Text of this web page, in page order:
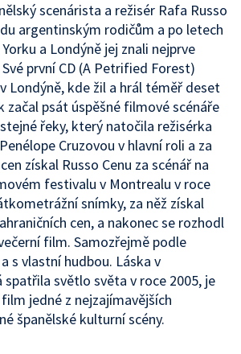
scenárista a režisér Rafa Russo
argentinským rodičům a po letech
a Londýně jej znali nejprve
první CD (A Petrified Forest)
Londýně, kde žil a hrál téměř deset
začal psát úspěšné filmové scénáře
řeky, který natočila režisérka
Cruzovou v hlavní roli a za
získal Russo Cenu za scénář na
festivalu v Montrealu v roce
snímky, za něž získal
cen, a nakonec se rozhodl
film. Samozřejmě podle
s vlastní hudbou. Láska v
spatřila světlo světa v roce 2005, je
jedné z nejzajímavějších
španělské kulturní scény.